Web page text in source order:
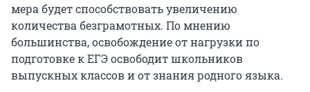
мера будет способствовать увеличению
количества безграмотных. По мнению
большинства, освобождение от нагрузки по
подготовке к ЕГЭ освободит школьников
выпускных классов и от знания родного языка.